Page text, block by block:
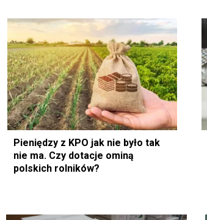
Pieniędzy z KPO jak nie było tak
nie ma. Czy dotacje ominą
polskich rolników?